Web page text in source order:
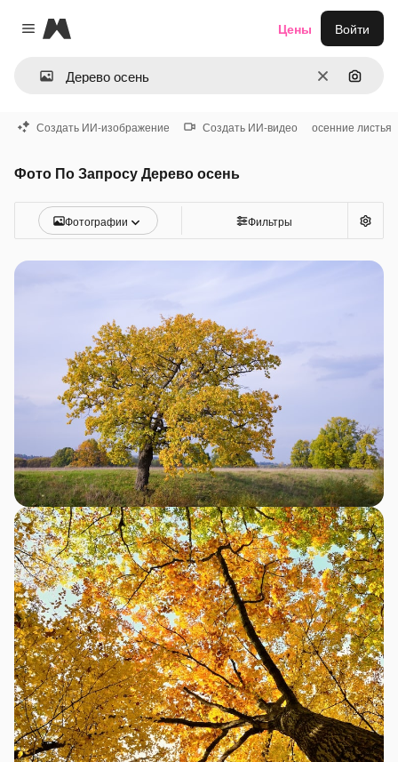
Close menu
Magnific
ОчиститьПоиск
Цены Войти
Создать ИИ-изображение Создать ИИ-видео осенние листья
Фото По Запросу Дерево осень
Фотографии Фильтры